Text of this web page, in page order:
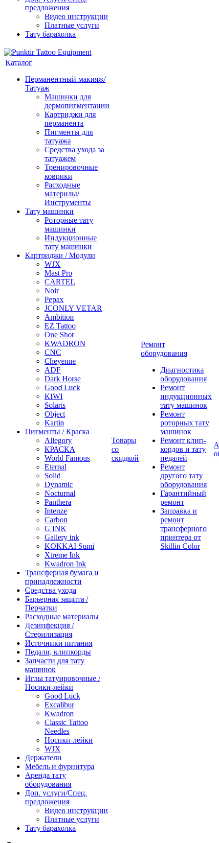
предложения
Видео инструкции
Платные услуги
Тату барахолка
Каталог
Перманентный макияж/
Татуаж
Машинки для
дермопигментации
Картриджи для
перманента
Пигменты для
татуажа
Средства ухода за
татуажем
Тренировочные
коврики
Расходные
материлы/
Инструменты
Тату машинки
Роторные тату
машинки
Индукционные
тату машинки
Картриджи / Модули
WJX
Mast Pro
CARTEL
Noir
Pepax
JCONLY VETAR
Ambition
EZ Tattoo
One Shot
KWADRON
CNC
Cheyenne
ADF
Dark Horse
Good Luck
KIWI
Solaris
Object
Kartin
Пигменты / Краска
Allegory
КРАСКА
World Famous
Eternal
Solid
Dynamic
Nocturnal
Panthera
Intenze
Carbon
G INK
Gallery ink
KOKKAI Sumi
Xtreme Ink
Kwadron Ink
Трансферная бумага и
принадлежности
Средства ухода
Барьерная защита /
Перчатки
Расходные материалы
Дезинфекция /
Стерилизация
Источники питания
Педали, клипкорды
Запчасти для тату
машинок
Иглы татуировочные /
Носики-лейки
Good Luck
Excalibur
Kwadron
Classic Tattoo
Needles
Носики-лейки
WJX
Держатели
Мебель и фурнитура
Аренда тату
оборудования
Доп. услуги/Спец.
предложения
Видео инструкции
Платные услуги
Тату барахолка
Товары
со
скидкой
Ремонт
оборудования
Диагностика
оборудования
Ремонт
индукционных
тату машинок
Ремонт
роторных тату
машинок
Ремонт клип-
кордов и тату
педалей
Ремонт
другого тату
оборудования
Гарантийный
ремонт
Заправка и
ремонт
трансферного
принтера от
Skillin Color